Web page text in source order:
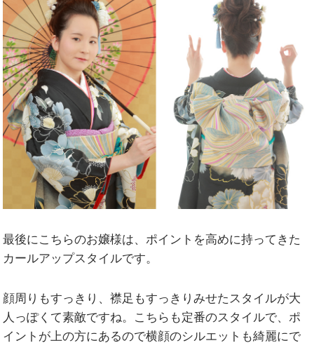
最後にこちらのお嬢様は、ポイントを高めに持ってきた
カールアップスタイルです。
顔周りもすっきり、襟足もすっきりみせたスタイルが大
人っぽくて素敵ですね。こちらも定番のスタイルで、ポ
イントが上の方にあるので横顔のシルエットも綺麗にで